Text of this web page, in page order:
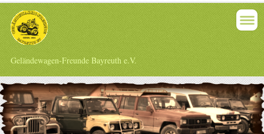
Geländewagen-Freunde Bayreuth e.V.